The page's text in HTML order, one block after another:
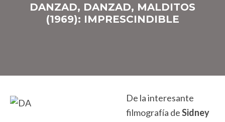
DANZAD, DANZAD, MALDITOS
(1969): IMPRESCINDIBLE
De la interesante
filmografía deSidney